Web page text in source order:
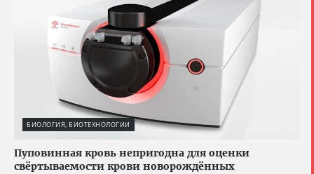
БИОЛОГИЯ, БИОТЕХНОЛОГИИ
Пуповинная кровь непригодна для оценки
свёртываемости крови новорождённых